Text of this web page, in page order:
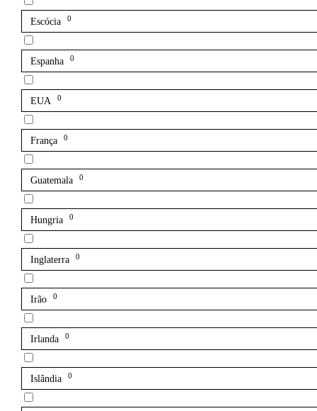
Escócia 0
Espanha 0
EUA 0
França 0
Guatemala 0
Hungria 0
Inglaterra 0
Irão 0
Irlanda 0
Islândia 0